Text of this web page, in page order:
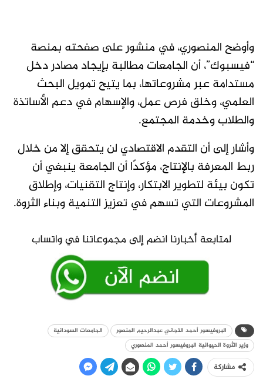
وأوضح المنصوري، في منشور على صفحته بمنصة
“فيسبوك”، أن الجامعات مطالبة بإيجاد مصادر دخل
مستدامة عبر مشروعاتها، بما يتيح تمويل البحث
العلمي، وخلق فرص عمل، والإسهام في دعم الأساتذة
والطلاب وخدمة المجتمع.
وأشار إلى أن التقدم الاقتصادي لن يتحقق إلا من خلال
ربط المعرفة بالإنتاج، مؤكدًا أن الجامعة ينبغي أن
تكون بيئة لتطوير الابتكار، وإنتاج التقنيات، وإطلاق
المشروعات التي تسهم في تعزيز التنمية وبناء الثروة.
البروفيسور أحمد التجاني عبدالرحيم المنصور
الجامعات السودانية
وزير الثروة الحيوانية البروفيسور أحمد المنصوري
مشاركة